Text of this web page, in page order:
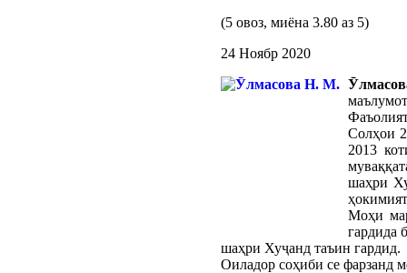
(5 овоз, миёна 3.80 аз 5)
24 Ноябр 2020
Солҳои
2013
шаҳри
Моҳи
гардида
шаҳри Хуҷанд таъин гардид.
Оиладор соҳиби ce фарзанд